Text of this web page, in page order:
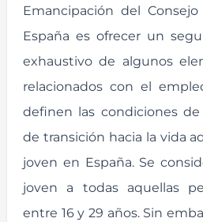
Emancipación del
España es ofrecer un
exhaustivo de algunos
relacionados con el
definen las condiciones
de transición hacia la vida
joven en España. Se
joven a todas aquellas
entre 16 y 29 años. Sin